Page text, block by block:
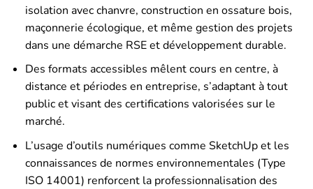
isolation avec chanvre, construction en ossature bois,
maçonnerie écologique, et même gestion des projets
dans une démarche RSE et développement durable.
Des formats accessibles mêlent cours en centre, à
distance et périodes en entreprise, s’adaptant à tout
public et visant des certifications valorisées sur le
marché.
L’usage d’outils numériques comme SketchUp et les
connaissances de normes environnementales (Type
ISO 14001) renforcent la professionnalisation des